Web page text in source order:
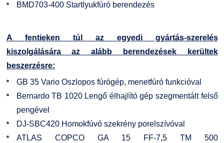
Kerpely Antal Szakkollégium KASZK
Atomerőművi Képzési Bázis
BMD703-400 Startlyukfúró berendezés
A fentieken túl az egyedi gyártás-szerelés
kiszolgálására az alább berendezések kerültek
beszerzésre:
GB 35 Vario Oszlopos fúrógép, menetfúró funkcióval
Bernardo TB 1020 Lengő élhajlító gép szegmentált felső
pengével
DJ-SBC420 Homokfúvó szekrény porelszívóval
ATLAS COPCO GA 15 FF-7,5 TM 500